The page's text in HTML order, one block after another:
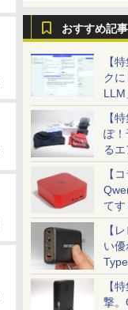
おすすめ記事
【
ク
LLM
【
ぽ！
るエ
ッズ
【
てす
PC
【
い
った
【
撃